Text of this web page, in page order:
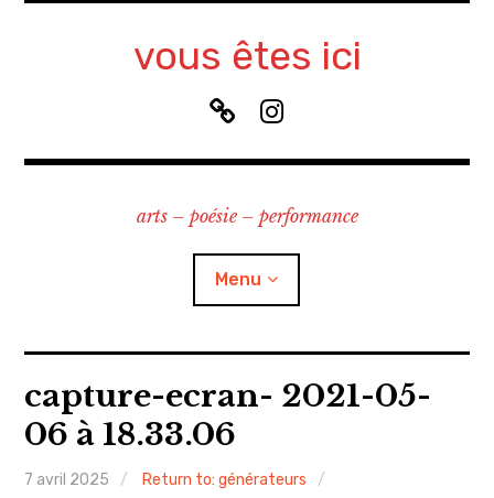
vous êtes ici
u
S
k
y
I
s
a
g
a
arts – poésie – performance
Menu
contact
recherche & cours
capture-ecran- 2021-05-
06 à 18.33.06
7 avril 2025
Return to: générateurs